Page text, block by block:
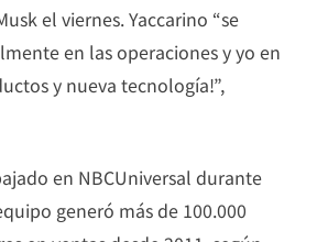
el viernes. Yaccarino “se
en las operaciones y yo en
y nueva tecnología!”,
en NBCUniversal durante
generó más de 100.000